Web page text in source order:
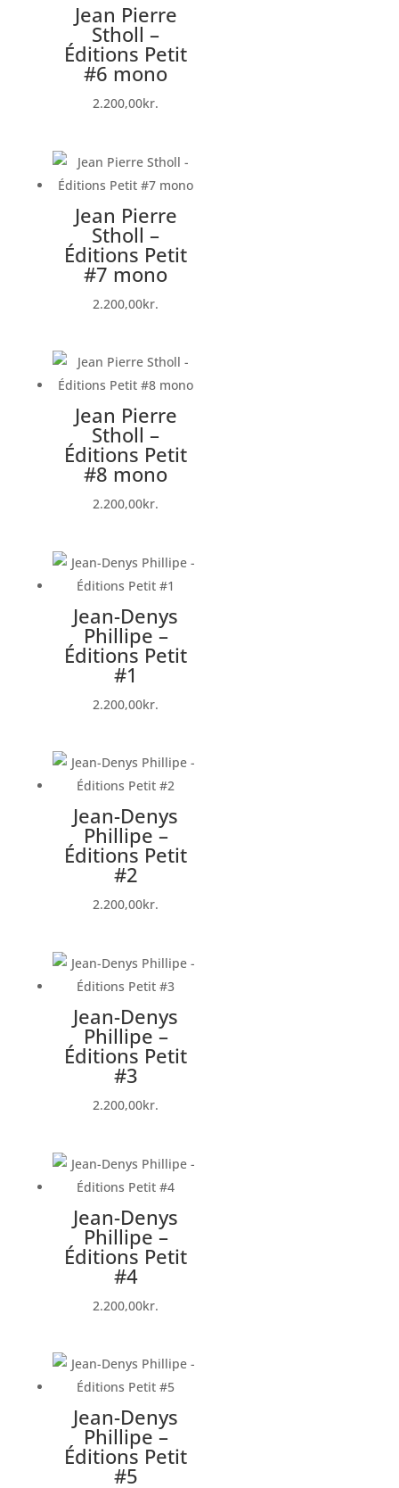
Jean Pierre
Stholl –
Éditions Petit
#6 mono
2.200,00kr.
Jean Pierre
Stholl –
Éditions Petit
#7 mono
2.200,00kr.
Jean Pierre
Stholl –
Éditions Petit
#8 mono
2.200,00kr.
Jean-Denys
Phillipe –
Éditions Petit
#1
2.200,00kr.
Jean-Denys
Phillipe –
Éditions Petit
#2
2.200,00kr.
Jean-Denys
Phillipe –
Éditions Petit
#3
2.200,00kr.
Jean-Denys
Phillipe –
Éditions Petit
#4
2.200,00kr.
Jean-Denys
Phillipe –
Éditions Petit
#5